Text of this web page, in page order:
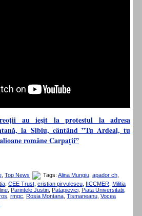
au ieşit la protestul la adresa
la Sibiu, cântând ”Tu Ardeal, tu
române Carpaţii”
Top News Tags: Alina Mungiu apador ch
CEE Trust cristian pirvulescu IICCMER Militia
Parintele Justin Patapievici Piata Universitatii
rmgc Rosia Montana Tismaneanu Vocea